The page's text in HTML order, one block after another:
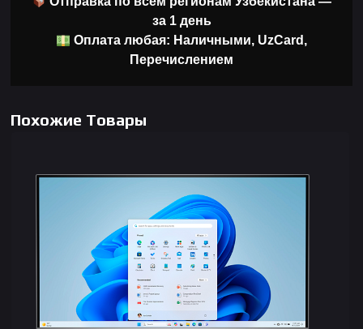
за 1 день
Оплата любая: Наличными, UzCard,
Перечислением
Похожие Товары